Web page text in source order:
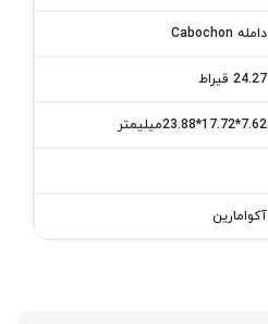
دامله Cabochon
24.27 قیراط
7.62*17.72*23.88میلیمتر
آکوامارین